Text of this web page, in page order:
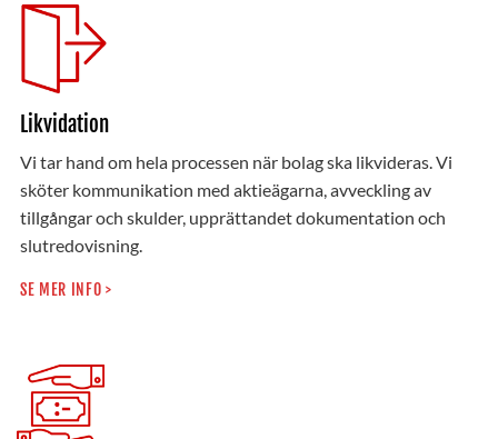
Likvidation
Vi tar hand om hela processen när bolag ska likvideras. Vi
sköter kommunikation med aktieägarna, avveckling av
tillgångar och skulder, upprättandet dokumentation och
slutredovisning.
SE MER INFO >